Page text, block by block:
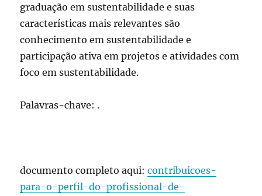
graduação em sustentabilidade e suas
características mais relevantes são
conhecimento em sustentabilidade e
participação ativa em projetos e atividades com
foco em sustentabilidade.
Palavras-chave: .
documento completo aqui:contribuicoes-
para-o-perfil-do-profissional-de-